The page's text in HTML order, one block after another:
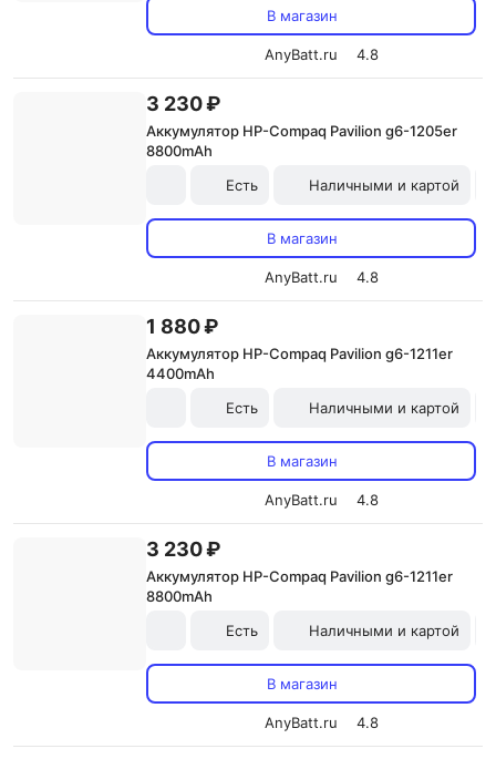
В магазин
AnyBatt.ru 4.8
3 230 ₽
Аккумулятор HP-Compaq Pavilion g6-1205er
8800mAh
Есть
Наличными и картой
В магазин
AnyBatt.ru 4.8
1 880 ₽
Аккумулятор HP-Compaq Pavilion g6-1211er
4400mAh
Есть
Наличными и картой
В магазин
AnyBatt.ru 4.8
3 230 ₽
Аккумулятор HP-Compaq Pavilion g6-1211er
8800mAh
Есть
Наличными и картой
В магазин
AnyBatt.ru 4.8